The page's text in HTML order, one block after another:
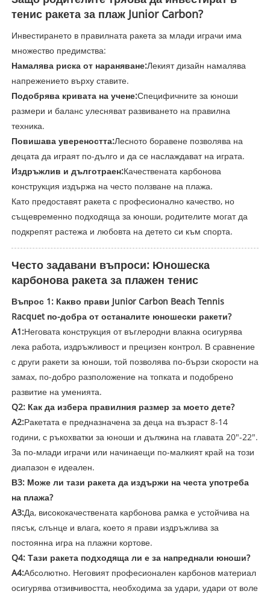
тенис ракета за плаж Junior Carbon?
Инвестирането в правилната ракета за млади играчи има
множество предимства:
Намалява риска от нараняване:Лекият дизайн намалява
напрежението върху ставите.
Подобрява кривата на учене:Специфичните за юноши
размери и баланс улесняват развиването на правилна
техника.
Повишава увереността:Лесното боравене позволява на
децата да играят по-дълго и да се наслаждават на играта.
Издръжлив и дълготраен:Качествената карбонова
конструкция издържа на често ползване на плажа.
Като предоставят ракета с професионално качество, но
същевременно подходяща за юноши, родителите могат да
подкрепят растежа и любовта на детето си към спорта.
Често задавани въпроси: Юношеска
карбонова ракета за плажен тенис
Въпрос 1: Какво прави Junior Carbon Beach Tennis
Racquet по-добра от останалите юношески ракети?
A1:Неговата конструкция от въглеродни влакна осигурява
лека работа, издръжливост и прецизен контрол. В сравнение
с други ракети за юноши, той позволява по-бързи скорости на
замах, по-добро разположение на топката и подобрено
развитие на уменията.
Q2: Как да избера правилния размер за моето дете?
A2:Ракетата е предназначена за деца на възраст 8-14
години, с ръкохватки за юноши и дължина на главата 20"-22".
За по-млади играчи или начинаещи по-малкият край на този
диапазон е идеален.
В3: Може ли тази ракета да издържи на честа употреба
на плажа?
A3:Да, висококачествената карбонова рамка е устойчива на
пясък, слънце и влага, което я прави издръжлива за
постоянна игра на плажни кортове.
Q4: Тази ракета подходяща ли е за напреднали юноши?
A4:Абсолютно. Неговият професионален карбонов материал
осигурява отзивчивостта, необходима за удари, удари от воле